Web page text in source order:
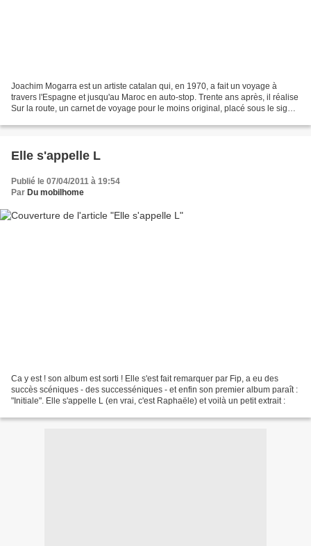
Joachim Mogarra est un artiste catalan qui, en 1970, a fait un voyage à
travers l'Espagne et jusqu'au Maroc en auto-stop. Trente ans après, il réalise
Sur la route, un carnet de voyage pour le moins original, placé sous le signe
Elle s'appelle L
Publié le 07/04/2011 à 19:54
Par Du mobilhome
Ca y est ! son album est sorti ! Elle s'est fait remarquer par Fip, a eu des
succès scéniques - des successéniques - et enfin son premier album paraît :
"Initiale". Elle s'appelle L (en vrai, c'est Raphaële) et voilà un petit extrait :